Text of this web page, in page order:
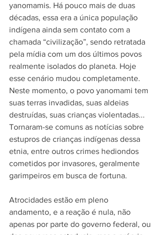
yanomamis. Há pouco mais de duas
décadas, essa era a única população
indígena ainda sem contato com a
chamada “civilização”, sendo retratada
pela mídia com um dos últimos povos
realmente isolados do planeta. Hoje
esse cenário mudou completamente.
Neste momento, o povo yanomami tem
suas terras invadidas, suas aldeias
destruídas, suas crianças violentadas...
Tornaram-se comuns as notícias sobre
estupros de crianças indígenas dessa
etnia, entre outros crimes hediondos
cometidos por invasores, geralmente
garimpeiros em busca de fortuna.
Atrocidades estão em pleno
andamento, e a reação é nula, não
apenas por parte do governo federal, ou